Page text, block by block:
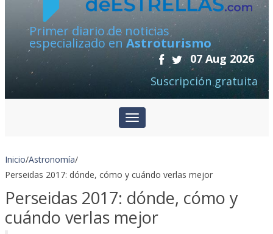
Primer diario de noticias
especializado en Astroturismo
07 Aug 2026
Suscripción gratuita
Inicio/Astronomía/
Perseidas 2017: dónde, cómo y cuándo verlas mejor
Perseidas 2017: dónde, cómo y
cuándo verlas mejor